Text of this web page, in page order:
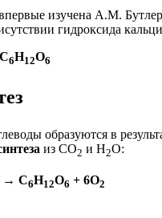
изучена А.М.
гидроксида
6H12O6
образуются в
из CO2 и Н2О:
→ C6H12O6 + 6O2